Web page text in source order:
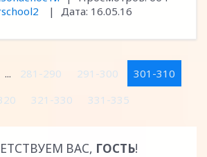
| Дата: 16.05.16
... 281-290 291-300
301-310
321-330 331-335
ВАС, ГОСТЬ!